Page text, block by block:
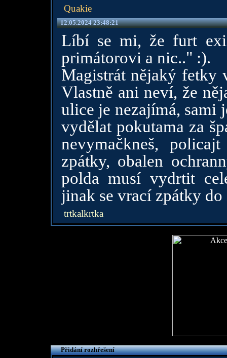
Quakie
12.05.2024 23:48:21
Líbí se mi, že furt
primátorovi a nic.." :).
Magistrát nějaký fetky
Vlastně ani neví, že
ulice je nezajímá, sami
vydělat pokutama za
nevymačkneš,
zpátky, obalen
polda musí vydrtit
jinak se vrací zpátky
trtkalkrtka
Přidání rozhřešení